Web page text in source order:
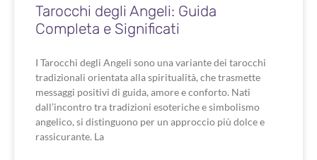
Tarocchi degli Angeli: Guida
Completa e Significati
I Tarocchi degli Angeli sono una variante dei tarocchi
tradizionali orientata alla spiritualità, che trasmette
messaggi positivi di guida, amore e conforto. Nati
dall’incontro tra tradizioni esoteriche e simbolismo
angelico, si distinguono per un approccio più dolce e
rassicurante. La